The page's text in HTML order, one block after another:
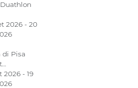
2026 - 20
di Pisa
2026 - 19